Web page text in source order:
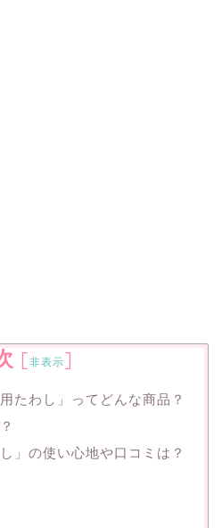
[非表示]
たわし」ってどんな商品？
」の使い心地や口コミは？